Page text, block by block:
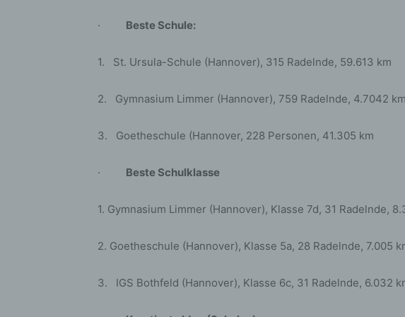
· Beste Schule:
1. St. Ursula-Schule (Hannover), 315 Radelnde, 59.613 km
2. Gymnasium Limmer (Hannover), 759 Radelnde, 4.7042 km
3. Goetheschule (Hannover, 228 Personen, 41.305 km
· Beste Schulklasse
1. Gymnasium Limmer (Hannover), Klasse 7d, 31 Radelnde,
2. Goetheschule (Hannover), Klasse 5a, 28 Radelnde, 7.005
3. IGS Bothfeld (Hannover), Klasse 6c, 31 Radelnde, 6.032
Zuverlässigkeit,
f)
Pseudonymisierung
zugeordnet werden
identifizierten oder
g)
Verantwortlicher oder
oder juristische
gemeinsam mit